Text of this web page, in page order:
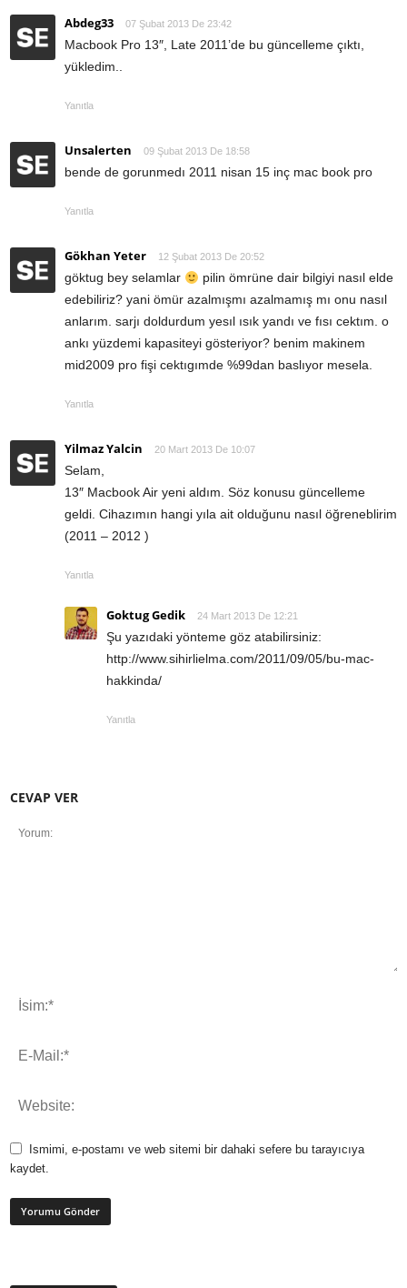
Abdeg33 07 Şubat 2013 De 23:42
Macbook Pro 13″, Late 2011’de bu güncelleme çıktı,
yükledim..
Yanıtla
Unsalerten 09 Şubat 2013 De 18:58
bende de gorunmedı 2011 nisan 15 inç mac book pro
Yanıtla
Gökhan Yeter 12 Şubat 2013 De 20:52
göktug bey selamlar
pilin ömrüne dair bilgiyi nasıl elde
edebiliriz? yani ömür azalmışmı azalmamış mı onu nasıl
anlarım. sarjı doldurdum yesıl ısık yandı ve fısı cektım. o
ankı yüzdemi kapasiteyi gösteriyor? benim makinem
mid2009 pro fişi cektıgımde %99dan baslıyor mesela.
Yanıtla
Yilmaz Yalcin 20 Mart 2013 De 10:07
Selam,
13″ Macbook Air yeni aldım. Söz konusu güncelleme
geldi. Cihazımın hangi yıla ait olduğunu nasıl öğreneblirim
(2011 – 2012 )
Yanıtla
Goktug Gedik 24 Mart 2013 De 12:21
Şu yazıdaki yönteme göz atabilirsiniz:
http://www.sihirlielma.com/2011/09/05/bu-mac-
hakkinda/
Yanıtla
CEVAP VER
Ismimi, e-postamı ve web sitemi bir dahaki sefere bu tarayıcıya
kaydet.